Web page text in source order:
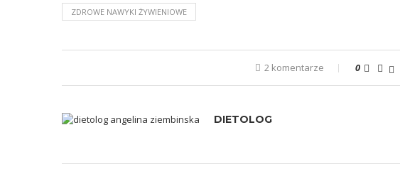
ZDROWE NAWYKI ŻYWIENIOWE
2 komentarze 0
DIETOLOG